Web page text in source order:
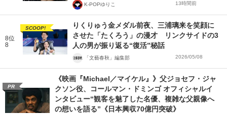
K-POPゆりこ 13時間前
8位
8
SCOOP!
りくりゅう金メダル前夜、三浦璃来を笑顔に
させた「たくろう」の漫才 リンクサイドの3
人の男が振り返る“復活”秘話
「文藝春秋」編集部 2026/05/08
PR
《映画『Michael／マイケル』》父ジョセフ・ジャ
クソン役、コールマン・ドミンゴ オフィシャルイ
ンタビュー“観客を魅了した名優、複雑な父親像へ
の想いを語る”《日本興収70億円突破》